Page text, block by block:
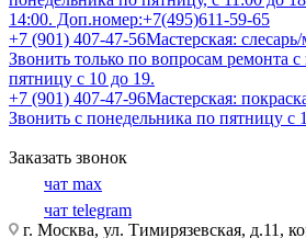
14:00. Доп.номер:+7(495)611-59-65
+7 (901) 407-47-56Мастерская:
Звонить только по вопросам ремонта
пятницу с 10 до 19.
+7 (901) 407-47-96Мастерская:
Звонить с понедельника по пятницу с
Заказать звонок
чат max
чат telegram
г. Москва, ул. Тимирязевская, д.11,